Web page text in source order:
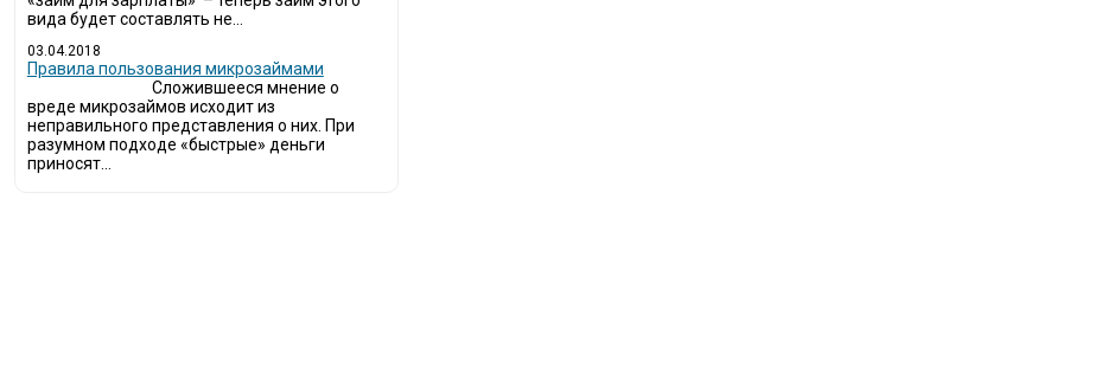
вида будет составлять не...
03.04.2018
​Правила пользования микрозаймами
Сложившееся мнение о
вреде микрозаймов исходит из
неправильного представления о них. При
разумном подходе «быстрые» деньги
приносят...